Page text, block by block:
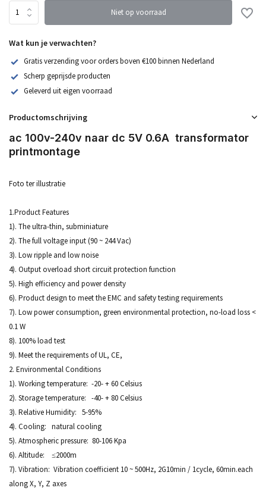
Niet op voorraad
Wat kun je verwachten?
Gratis verzending voor orders boven €100 binnen Nederland
Scherp geprijsde producten
Geleverd uit eigen voorraad
Productomschrijving
ac 100v-240v naar dc 5V 0.6A transformator
printmontage
Foto ter illustratie
1.Product Features
1). The ultra-thin, subminiature
2). The full voltage input (90 ~ 244 Vac)
3). Low ripple and low noise
4). Output overload short circuit protection function
5). High efficiency and power density
6). Product design to meet the EMC and safety testing requirements
7). Low power consumption, green environmental protection, no-load loss <
0.1 W
8). 100% load test
9). Meet the requirements of UL, CE,
2. Environmental Conditions
1). Working temperature: -20- + 60 Celsius
2). Storage temperature: -40- + 80 Celsius
3). Relative Humidity: 5-95%
4). Cooling: natural cooling
5). Atmospheric pressure: 80-106 Kpa
6). Altitude: ≤2000m
7). Vibration: Vibration coefficient 10 ~ 500Hz, 2G10min / 1cycle, 60min.each
along X, Y, Z axes